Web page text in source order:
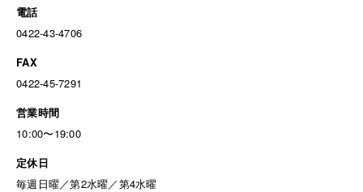
電話
0422-43-4706
FAX
0422-45-7291
営業時間
10:00〜19:00
定休日
毎週日曜／第2水曜／第4水曜